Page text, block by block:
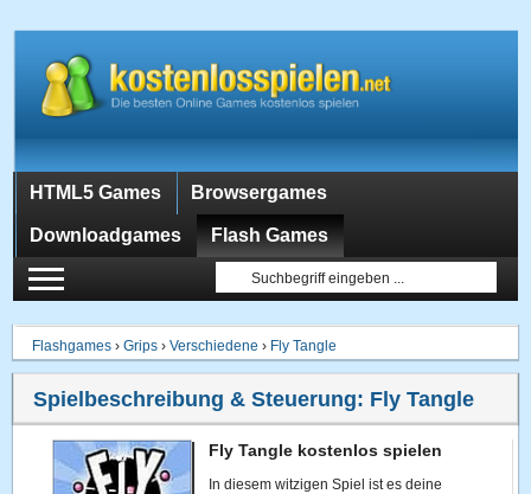
HTML5 Games Browsergames
Downloadgames Flash Games
Flashgames ›Grips ›Verschiedene › Fly Tangle
Spielbeschreibung & Steuerung: Fly Tangle
Fly Tangle kostenlos spielen
In diesem witzigen Spiel ist es deine